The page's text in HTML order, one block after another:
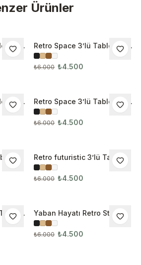
Ürünler
Seti
İNDIRIM
Retro Space 3’lü Tablo Seti
3284
₺6.000 ₺4.500
Seti
İNDIRIM
Retro Space 3’lü Tablo Seti
3286
₺6.000 ₺4.500
İNDIRIM
Retro futuristic 3’lü Tablo
Seti
₺6.000 ₺4.500
İNDIRIM
Yaban Hayatı Retro Style
3’lü Tablo Seti
₺6.000 ₺4.500